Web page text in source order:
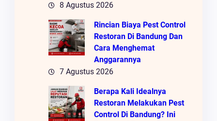
8 Agustus 2026
Rincian Biaya Pest Control
Restoran Di Bandung Dan
Cara Menghemat
Anggarannya
7 Agustus 2026
Berapa Kali Idealnya
Restoran Melakukan Pest
Control Di Bandung? Ini